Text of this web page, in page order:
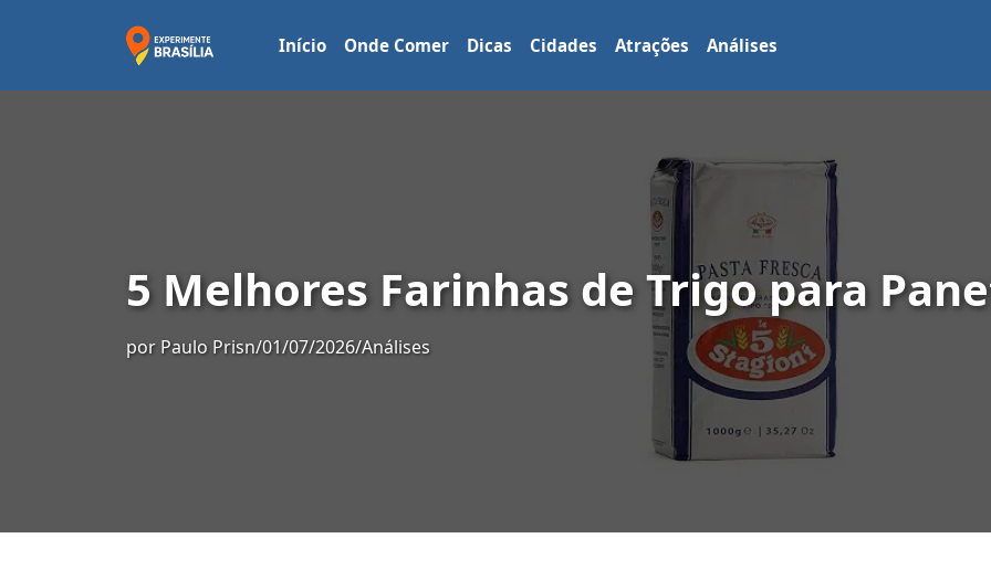
Início Onde Comer Dicas Cidades Atrações Análises
5 Melhores Farinhas de Trigo para
por Paulo Prisn/01/07/2026/Análises